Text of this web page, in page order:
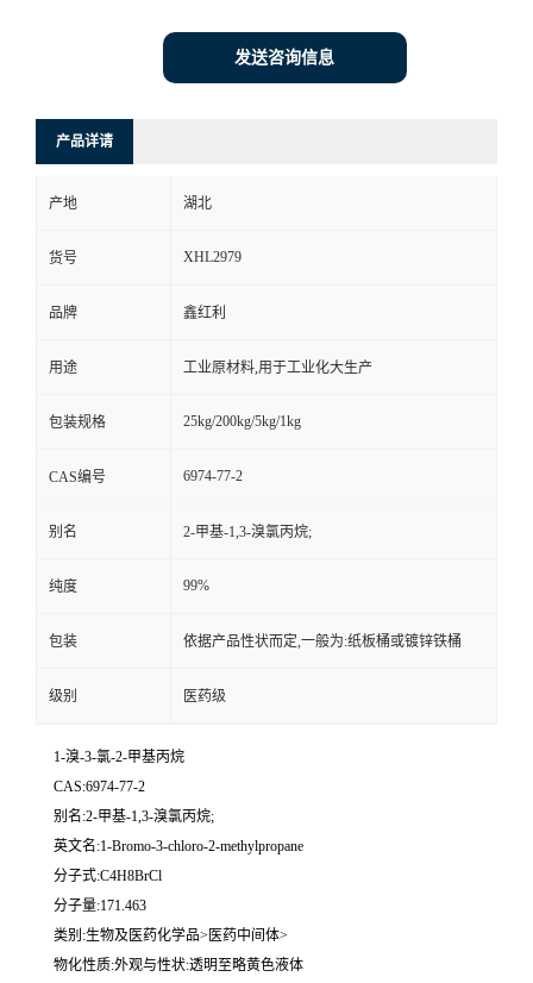
发送咨询信息
产品详请
产地 湖北
货号 XHL2979
品牌 鑫红利
用途 工业原材料,用于工业化大生产
包装规格 25kg/200kg/5kg/1kg
CAS编号 6974-77-2
别名 2-甲基-1,3-溴氯丙烷;
纯度 99%
包装 依据产品性状而定,一般为:纸板桶或镀锌铁桶
级别 医药级
1-溴-3-氯-2-甲基丙烷
CAS:6974-77-2
别名:2-甲基-1,3-溴氯丙烷;
英文名:1-Bromo-3-chloro-2-methylpropane
分子式:C4H8BrCl
分子量:171.463
类别:生物及医药化学品>医药中间体>
物化性质:外观与性状:透明至略黄色液体